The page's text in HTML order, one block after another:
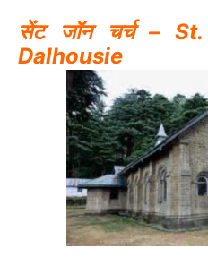
सेंट जॉन चर्च –
Dalhousie